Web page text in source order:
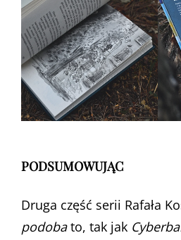
PODSUMOWUJĄC
Druga część serii Rafała
podobato, tak jak